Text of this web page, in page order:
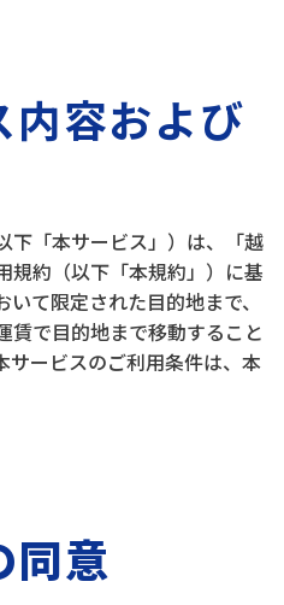
内容および
下「本サービス」）は、「越
規約（以下「本規約」）に基
て限定された目的地まで、
賃で目的地まで移動すること
サービスのご利用条件は、本
同意